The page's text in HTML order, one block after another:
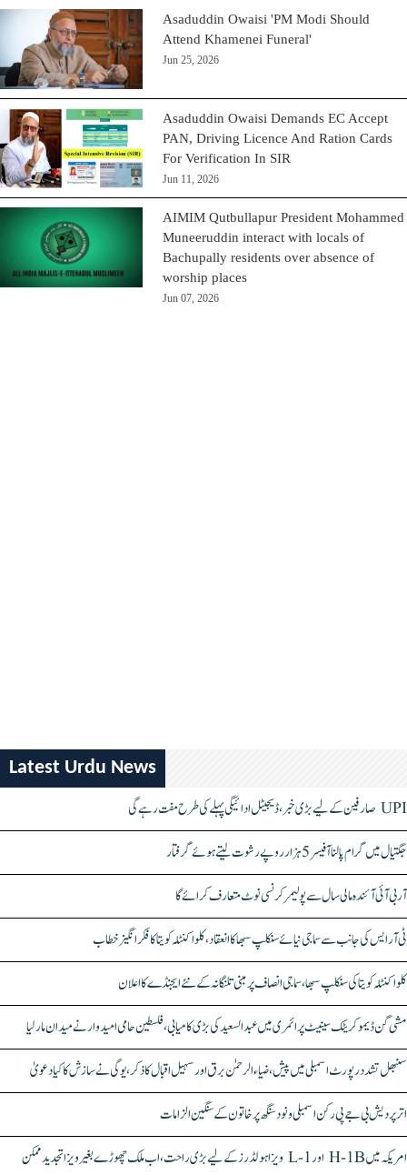
Asaduddin Owaisi 'PM Modi Should
Attend Khamenei Funeral'
Jun 25, 2026
Asaduddin Owaisi Demands EC Accept
PAN, Driving Licence And Ration Cards
For Verification In SIR
Jun 11, 2026
AIMIM Qutbullapur President Mohammed
Muneeruddin interact with locals of
Bachupally residents over absence of
worship places
Jun 07, 2026
Latest Urdu News
UPI صارفین کے لیے بڑی خبر، ڈیجیٹل ادائیگی پہلے کی طرح مفت رہے گی
جگتیال میں گرام پالنا آفیسر 5 ہزار روپے رشوت لیتے ہوئے گرفتار
آر بی آئی آئندہ مالی سال سے پولیمر کرنسی نوٹ متعارف کرائے گا
ٹی آر ایس کی جانب سے سماجی نیائے سنکلپ سبھا کا انعقاد، کلواکنٹلہ کویتا کا فکر انگیز خطاب
کلواکنٹلہ کویتا کی سنکلپ سبھا، سماجی انصاف پر مبنی تلنگانہ کے نئے ایجنڈے کا اعلان
مشی گن ڈیموکریٹک سینیٹ پرائمری میں عبدالسعید کی بڑی کامیابی، فلسطین حامی امیدوار نے میدان مار لیا
سنبھل تشدد رپورٹ اسمبلی میں پیش، ضیاء الرحمٰن برق اور سہیل اقبال کا ذکر، یوگی نے سازش کا کیا دعویٰ
اتر پردیش بی جے پی رکن اسمبلی ونود سنگھ پر خاتون کے سنگین الزامات
امریکہ میں H-1B اور L-1 ویزا ہولڈرز کے لیے بڑی راحت، اب ملک چھوڑے بغیر ویزا تجدید ممکن